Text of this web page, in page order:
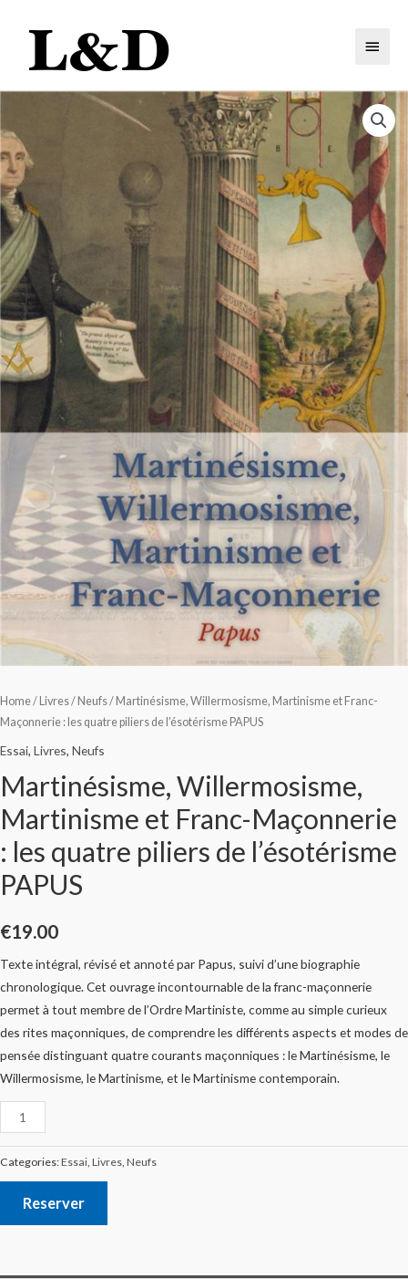
Home/ Livres/ Neufs/ Martinésisme, Willermosisme, Martinisme et Franc-
Maçonnerie : les quatre piliers de l’ésotérisme PAPUS
Essai, Livres, Neufs
Martinésisme, Willermosisme,
Martinisme et Franc-Maçonnerie
: les quatre piliers de l’ésotérisme
PAPUS
€19.00
Texte intégral, révisé et annoté par Papus, suivi d’une biographie
chronologique. Cet ouvrage incontournable de la franc-maçonnerie
permet à tout membre de l’Ordre Martiniste, comme au simple curieux
des rites maçonniques, de comprendre les différents aspects et modes de
pensée distinguant quatre courants maçonniques : le Martinésisme, le
Willermosisme, le Martinisme, et le Martinisme contemporain.
Categories:Essai, Livres, Neufs
Reserver